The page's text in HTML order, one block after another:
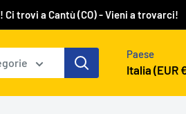
Ci trovi a Cantù (CO) - Vieni a trovarci!
Paese
Italia (EUR